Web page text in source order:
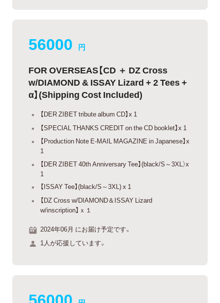
56000 円
FOR OVERSEAS【CD ＋ DZ Cross
w/DIAMOND & ISSAY Lizard + 2 Tees +
α】(Shipping Cost Included)
【DER ZIBET tribute album CD】x 1
【SPECIAL THANKS CREDIT on the CD booklet】x 1
【Production Note E-MAIL MAGAZINE in Japanese】x
1
【DER ZIBET 40th Anniversary Tee】(black/S～3XL）x
1
【ISSAY Tee】(black/S～3XL) x 1
【DZ Cross w/DIAMOND＆ISSAY Lizard
w/inscription】ｘ１
2024年06月 にお届け予定です。
1人が応援しています。